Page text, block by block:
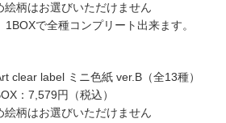
柄はお選びいただけません
で全種コンプリート出来ます。
clear label ミニ色紙 ver.B（全13種）
：7,579円（税込）
柄はお選びいただけません